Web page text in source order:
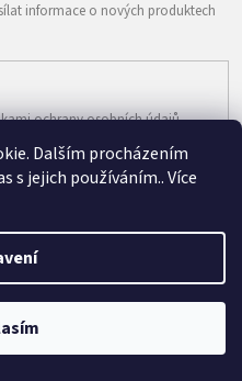
Dalším procházením
s jejich používáním.. Více
informace o nových produktech
ochrany osobních údajů